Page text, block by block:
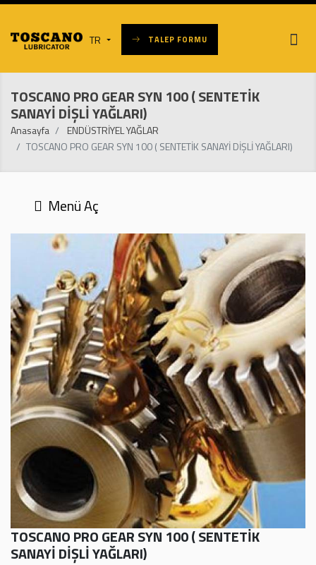
TR TALEP FORMU
TOSCANO PRO GEAR SYN 100 ( SENTETİK
SANAYİ DİŞLİ YAĞLARI)
Anasayfa
ENDÜSTRİYEL YAĞLAR
TOSCANO PRO GEAR SYN 100 ( SENTETİK SANAYİ DİŞLİ YAĞLARI)
Menü Aç
TOSCANO PRO GEAR SYN 100 ( SENTETİK
SANAYİ DİŞLİ YAĞLARI)